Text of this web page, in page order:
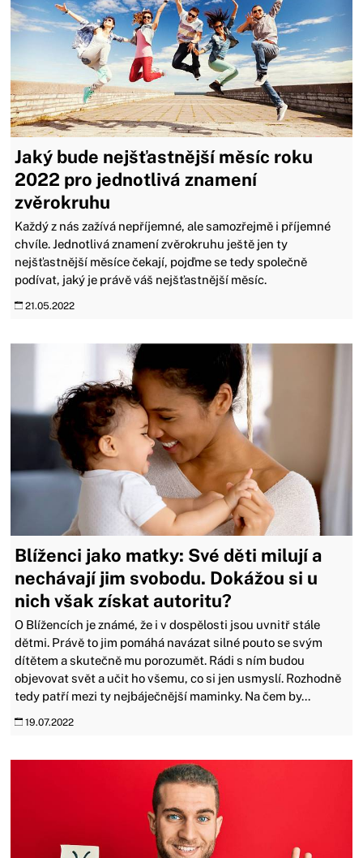
Jaký bude nejšťastnější měsíc roku
2022 pro jednotlivá znamení
zvěrokruhu
Každý z nás zažívá nepříjemné, ale samozřejmě i příjemné
chvíle. Jednotlivá znamení zvěrokruhu ještě jen ty
nejšťastnější měsíce čekají, pojďme se tedy společně
podívat, jaký je právě váš nejšťastnější měsíc.
21.05.2022
Blíženci jako matky: Své děti milují a
nechávají jim svobodu. Dokážou si u
nich však získat autoritu?
O Blížencích je známé, že i v dospělosti jsou uvnitř stále
dětmi. Právě to jim pomáhá navázat silné pouto se svým
dítětem a skutečně mu porozumět. Rádi s ním budou
objevovat svět a učit ho všemu, co si jen usmyslí. Rozhodně
tedy patří mezi ty nejbáječnější maminky. Na čem by...
19.07.2022